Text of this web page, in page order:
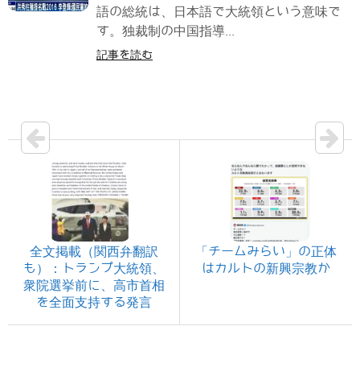
語の総統は、日本語で大統領という意味で
す。独裁制の中国指導...
記事を読む
全文掲載（関西弁翻訳
も）：トランプ大統領、
衆院選挙前に、高市首相
を全面支持する発言
「チームみらい」の正体
はカルトの新興宗教か